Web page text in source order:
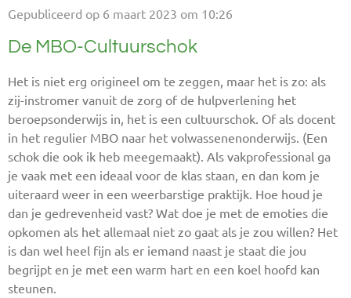
Gepubliceerd op 6 maart 2023 om 10:26
De MBO-Cultuurschok
Het is niet erg origineel om te zeggen, maar het is zo: als
zij-instromer vanuit de zorg of de hulpverlening het
beroepsonderwijs in, het is een cultuurschok. Of als docent
in het regulier MBO naar het volwassenenonderwijs. (Een
schok die ook ik heb meegemaakt). Als vakprofessional ga
je vaak met een ideaal voor de klas staan, en dan kom je
uiteraard weer in een weerbarstige praktijk. Hoe houd je
dan je gedrevenheid vast? Wat doe je met de emoties die
opkomen als het allemaal niet zo gaat als je zou willen? Het
is dan wel heel fijn als er iemand naast je staat die jou
begrijpt en je met een warm hart en een koel hoofd kan
steunen.